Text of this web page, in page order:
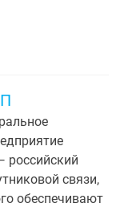
российский
связи,
обеспечивают